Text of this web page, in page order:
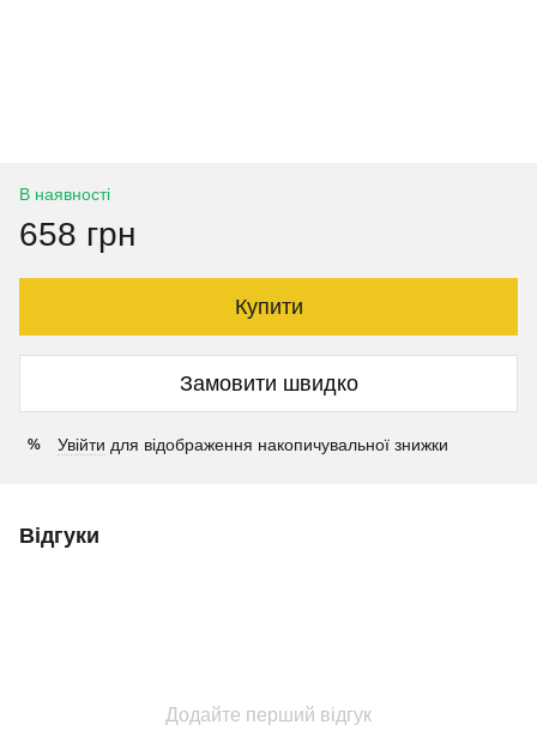
В наявності
658 грн
Купити
Замовити швидко
% Увійти для відображення накопичувальної знижки
Відгуки
Додайте перший відгук